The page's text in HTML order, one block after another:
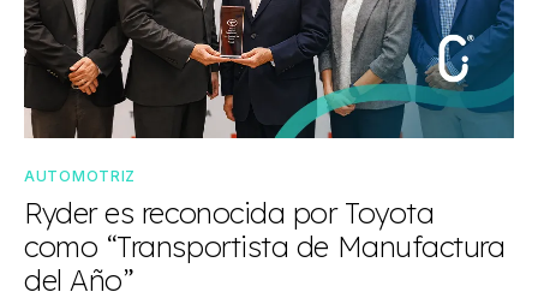
AUTOMOTRIZ
Ryder es reconocida por Toyota
como “Transportista de Manufactura
del Año”